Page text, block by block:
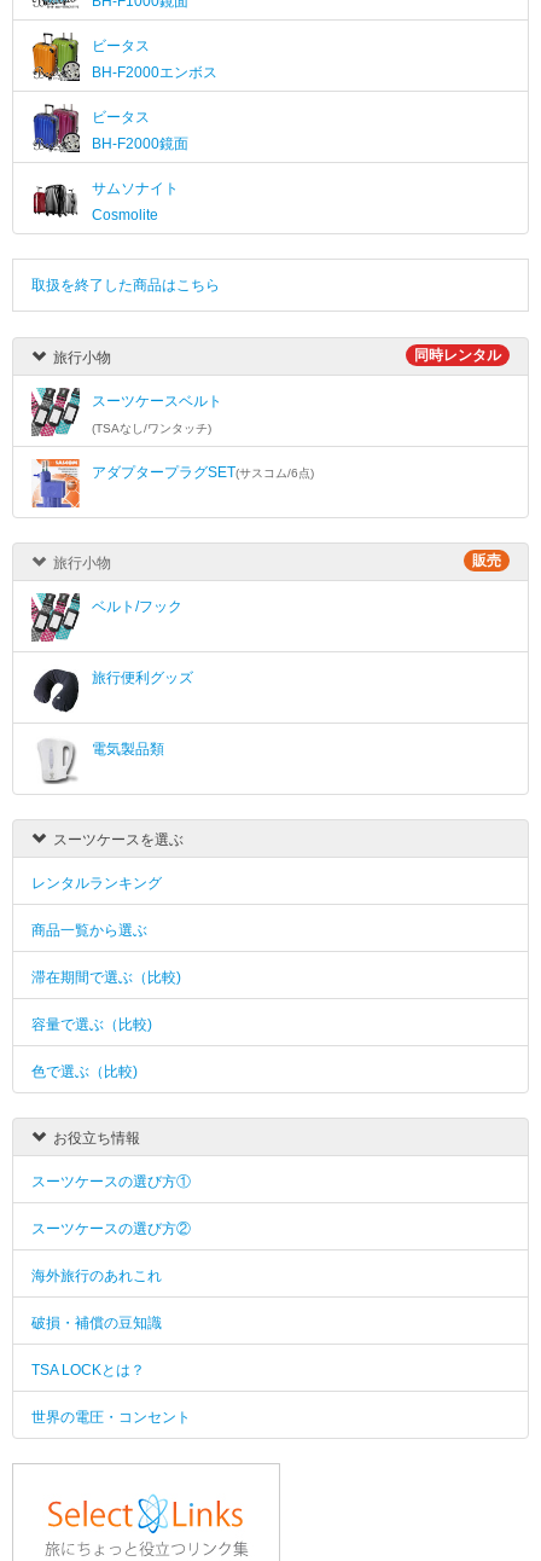
ビータス
BH-F2000エンボス
ビータス
BH-F2000鏡面
サムソナイト
Cosmolite
取扱を終了した商品はこちら
旅行小物 同時レンタル
スーツケースベルト
(TSAなし/ワンタッチ)
アダプタープラグSET(サスコム/6点)
旅行小物 販売
ベルト/フック
旅行便利グッズ
電気製品類
スーツケースを選ぶ
レンタルランキング
商品一覧から選ぶ
滞在期間で選ぶ（比較)
容量で選ぶ（比較)
色で選ぶ（比較)
お役立ち情報
スーツケースの選び方①
スーツケースの選び方②
海外旅行のあれこれ
破損・補償の豆知識
TSA LOCKとは？
世界の電圧・コンセント